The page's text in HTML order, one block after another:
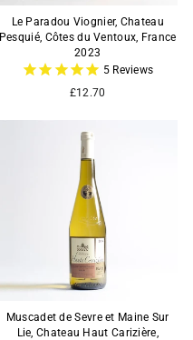
Le Paradou Viognier, Chateau
Pesquié, Côtes du Ventoux, France
2023
5Reviews
£12.70
Muscadet de Sevre et Maine Sur
Lie, Chateau Haut Carizière,